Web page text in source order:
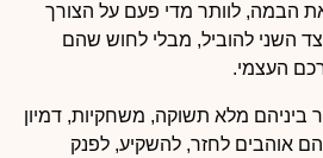
הבמה, לוותר מדי פעם על הצורך
השני להוביל, מבלי לחוש שהם
העצמי.
ביניהם מלא תשוקה, משחקיות, דמיון
אוהבים לחזר, להשקיע, לפנק